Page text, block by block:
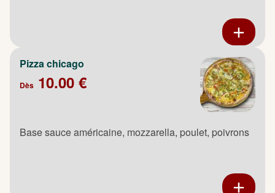
Pizza chicago
Dès 10.00 €
Base sauce américaine, mozzarella, poulet, poivrons